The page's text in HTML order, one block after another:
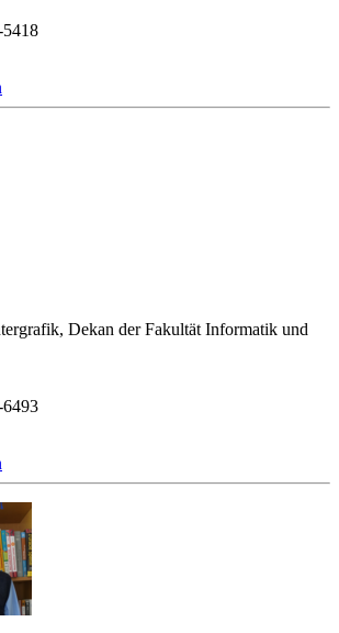
Dekan der Fakultät Informatik und